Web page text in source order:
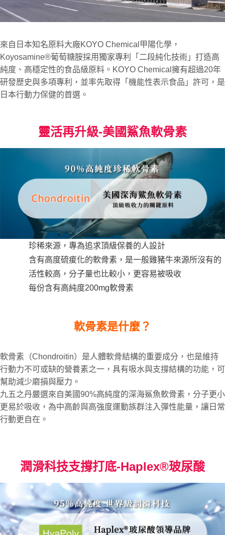
來自日本知名原料大廠KOYO Chemical甲陽化學，
Koyosamine®葡萄糖胺採用獨家專利「二段純化技術」打造高
純度、高穩定性的食品級原料。KOYO Chemical擁有超過20年
研發歷史與多項專利，並率先取得「機能性表示食品」許可，是
日本行動力保健的首選。
靈活再升級-美國鯊魚軟骨素
珍稀來源，專為追求頂級保養的人設計
含有高度硫痠化的軟骨素，是一般雞豬牛來源所沒有的
活性較高，分子量也比較小，更容易被吸收
每份含有高純度200mg軟骨素
軟骨素是什麼？
軟骨素（Chondroitin）是人體軟骨結構的重要成分，也是維持
行動力不可或缺的營養素之一，具有吸水與支撐結構的功能，可
幫助減少磨損與壓力。
九五之丹嚴選來自美國90%高純度的深海鯊魚軟骨素，分子更小
更易於吸收，為中高齡與高強度運動族群注入彈性能量，讓日常
行動更自在。
潤滑科技支撐打底-Haplex®玻尿酸